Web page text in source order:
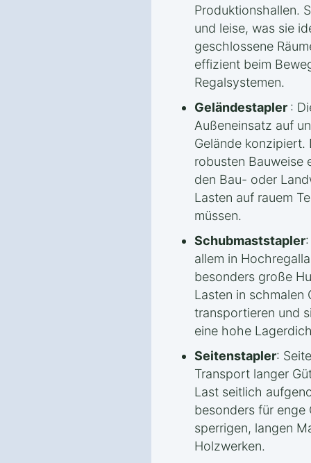
Produktionshallen.
und leise, was sie
geschlossene
effizient beim
Regalsystemen.
Geländestapler :
Außeneinsatz auf
Gelände konzipiert.
robusten Bauweise
den Bau- oder
Lasten auf rauem
müssen.
Schubmaststapler
allem in
besonders große
Lasten in schmalen
transportieren und
eine hohe
Seitenstapler:
Transport langer
Last seitlich
besonders für enge
sperrigen, langen
Holzwerken.